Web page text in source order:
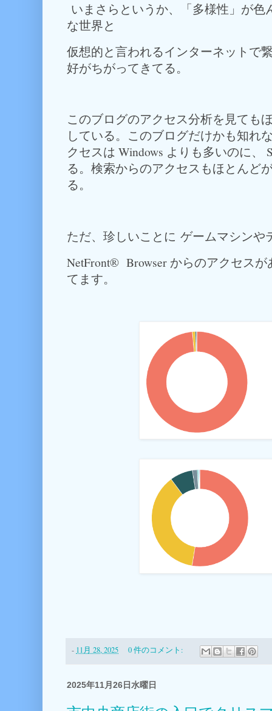
いまさらというか、「多様性」が色
な世界と
仮想的と言われるインターネットで
好がちがってきてる。
このブログのアクセス分析を見ても
している。このブログだけかも知れ
クセスは Windows よりも多いのに、
る。検索からのアクセスもほとんど
る。
ただ、珍しいことに ゲームマシン
NetFront® Browser からのアクセス
てます。
- 11月 28, 2025 0 件のコメント:
2025年11月26日水曜日